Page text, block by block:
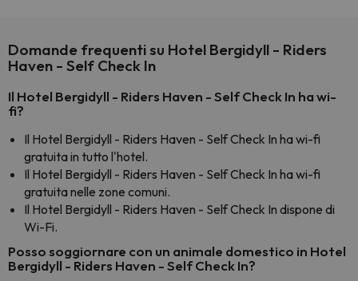
Domande frequenti su Hotel Bergidyll - Riders
Haven - Self Check In
Il Hotel Bergidyll - Riders Haven - Self Check In ha wi-
fi?
Il Hotel Bergidyll - Riders Haven - Self Check In ha wi-fi
gratuita in tutto l'hotel.
Il Hotel Bergidyll - Riders Haven - Self Check In ha wi-fi
gratuita nelle zone comuni.
Il Hotel Bergidyll - Riders Haven - Self Check In dispone di
Wi-Fi.
Posso soggiornare con un animale domestico in Hotel
Bergidyll - Riders Haven - Self Check In?